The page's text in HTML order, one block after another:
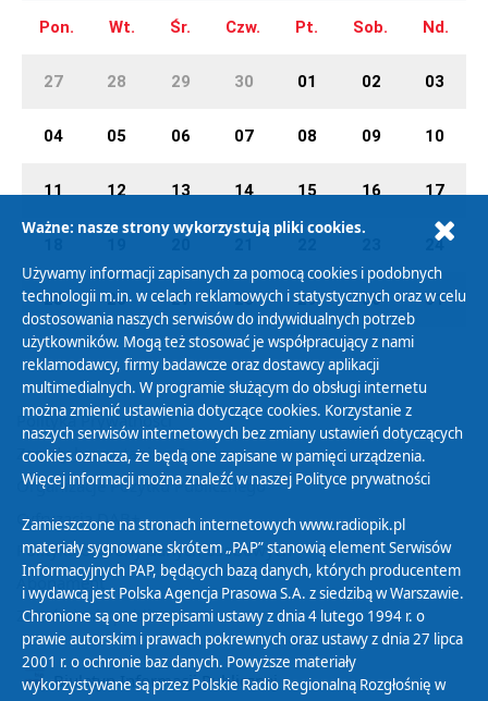
Pon. Wt. Śr. Czw. Pt. Sob. Nd.
27 28 29 30 01 02 03
04 05 06 07 08 09 10
11 12 13 14 15 16 17
24
25 26 27 28 29 30 31
Polityka Prywatności
Zasady korzystania z Serwisu
Organizacje Pożytku Publicznego
Cyfryzacja DAB+
Polityka ochrony danych osobowych
Abonament
Zamówienia publiczne
Biuletyn Informacji Publicznej
Ważne: nasze strony wykorzystują pliki cookies.
Używamy informacji zapisanych za pomocą cookies i podobnych
technologii m.in. w celach reklamowych i statystycznych oraz w celu
dostosowania naszych serwisów do indywidualnych potrzeb
użytkowników. Mogą też stosować je współpracujący z nami
reklamodawcy, firmy badawcze oraz dostawcy aplikacji
multimedialnych. W programie służącym do obsługi internetu
można zmienić ustawienia dotyczące cookies. Korzystanie z
naszych serwisów internetowych bez zmiany ustawień dotyczących
cookies oznacza, że będą one zapisane w pamięci urządzenia.
Więcej informacji można znaleźć w naszej Polityce prywatności
Zamieszczone na stronach internetowych www.radiopik.pl
materiały sygnowane skrótem „PAP” stanowią element Serwisów
Informacyjnych PAP, będących bazą danych, których producentem
i wydawcą jest Polska Agencja Prasowa S.A. z siedzibą w Warszawie.
Chronione są one przepisami ustawy z dnia 4 lutego 1994 r. o
prawie autorskim i prawach pokrewnych oraz ustawy z dnia 27 lipca
2001 r. o ochronie baz danych. Powyższe materiały
wykorzystywane są przez Polskie Radio Regionalną Rozgłośnię w